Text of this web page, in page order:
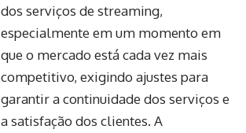
dos serviços de streaming,
especialmente em um momento em
que o mercado está cada vez mais
competitivo, exigindo ajustes para
garantir a continuidade dos serviços e
a satisfação dos clientes. A